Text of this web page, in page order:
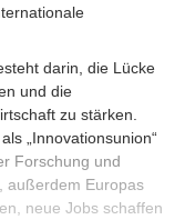
darin, die Lücke
und die
zu stärken.
„Innovationsunion“
Forschung und
außerdem Europas
neue Jobs schaffen